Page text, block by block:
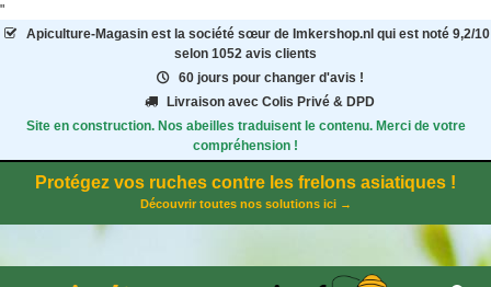
"
Apiculture-Magasinest la société sœur de Imkershop.nl qui est noté 9,2/10
selon 1052 avis clients
60 jours pour changer d'avis !
Livraison avec Colis Privé & DPD
Site en construction. Nos abeilles traduisent le contenu. Merci de votre
compréhension !
Protégez vos ruches contre les frelons asiatiques !
Découvrir toutes nos solutions ici →